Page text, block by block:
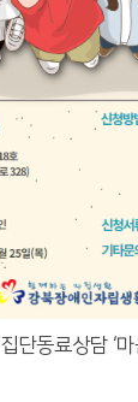
단동료상담 ‘마